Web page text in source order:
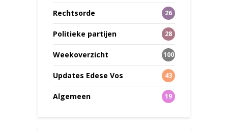
Rechtsorde 26
Politieke partijen 28
Weekoverzicht 100
Updates Edese Vos 43
Algemeen 19